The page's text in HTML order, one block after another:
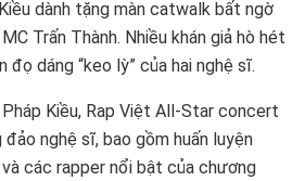
dành tặng màn catwalk bất ngờ
Trấn Thành. Nhiều khán giả hò hét
dáng “keo lỳ” của hai nghệ sĩ.
Kiều, Rap Việt All-Star concert
nghệ sĩ, bao gồm huấn luyện
các rapper nổi bật của chương